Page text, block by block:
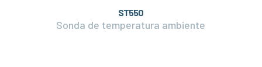
ST550
Sonda de temperatura ambiente